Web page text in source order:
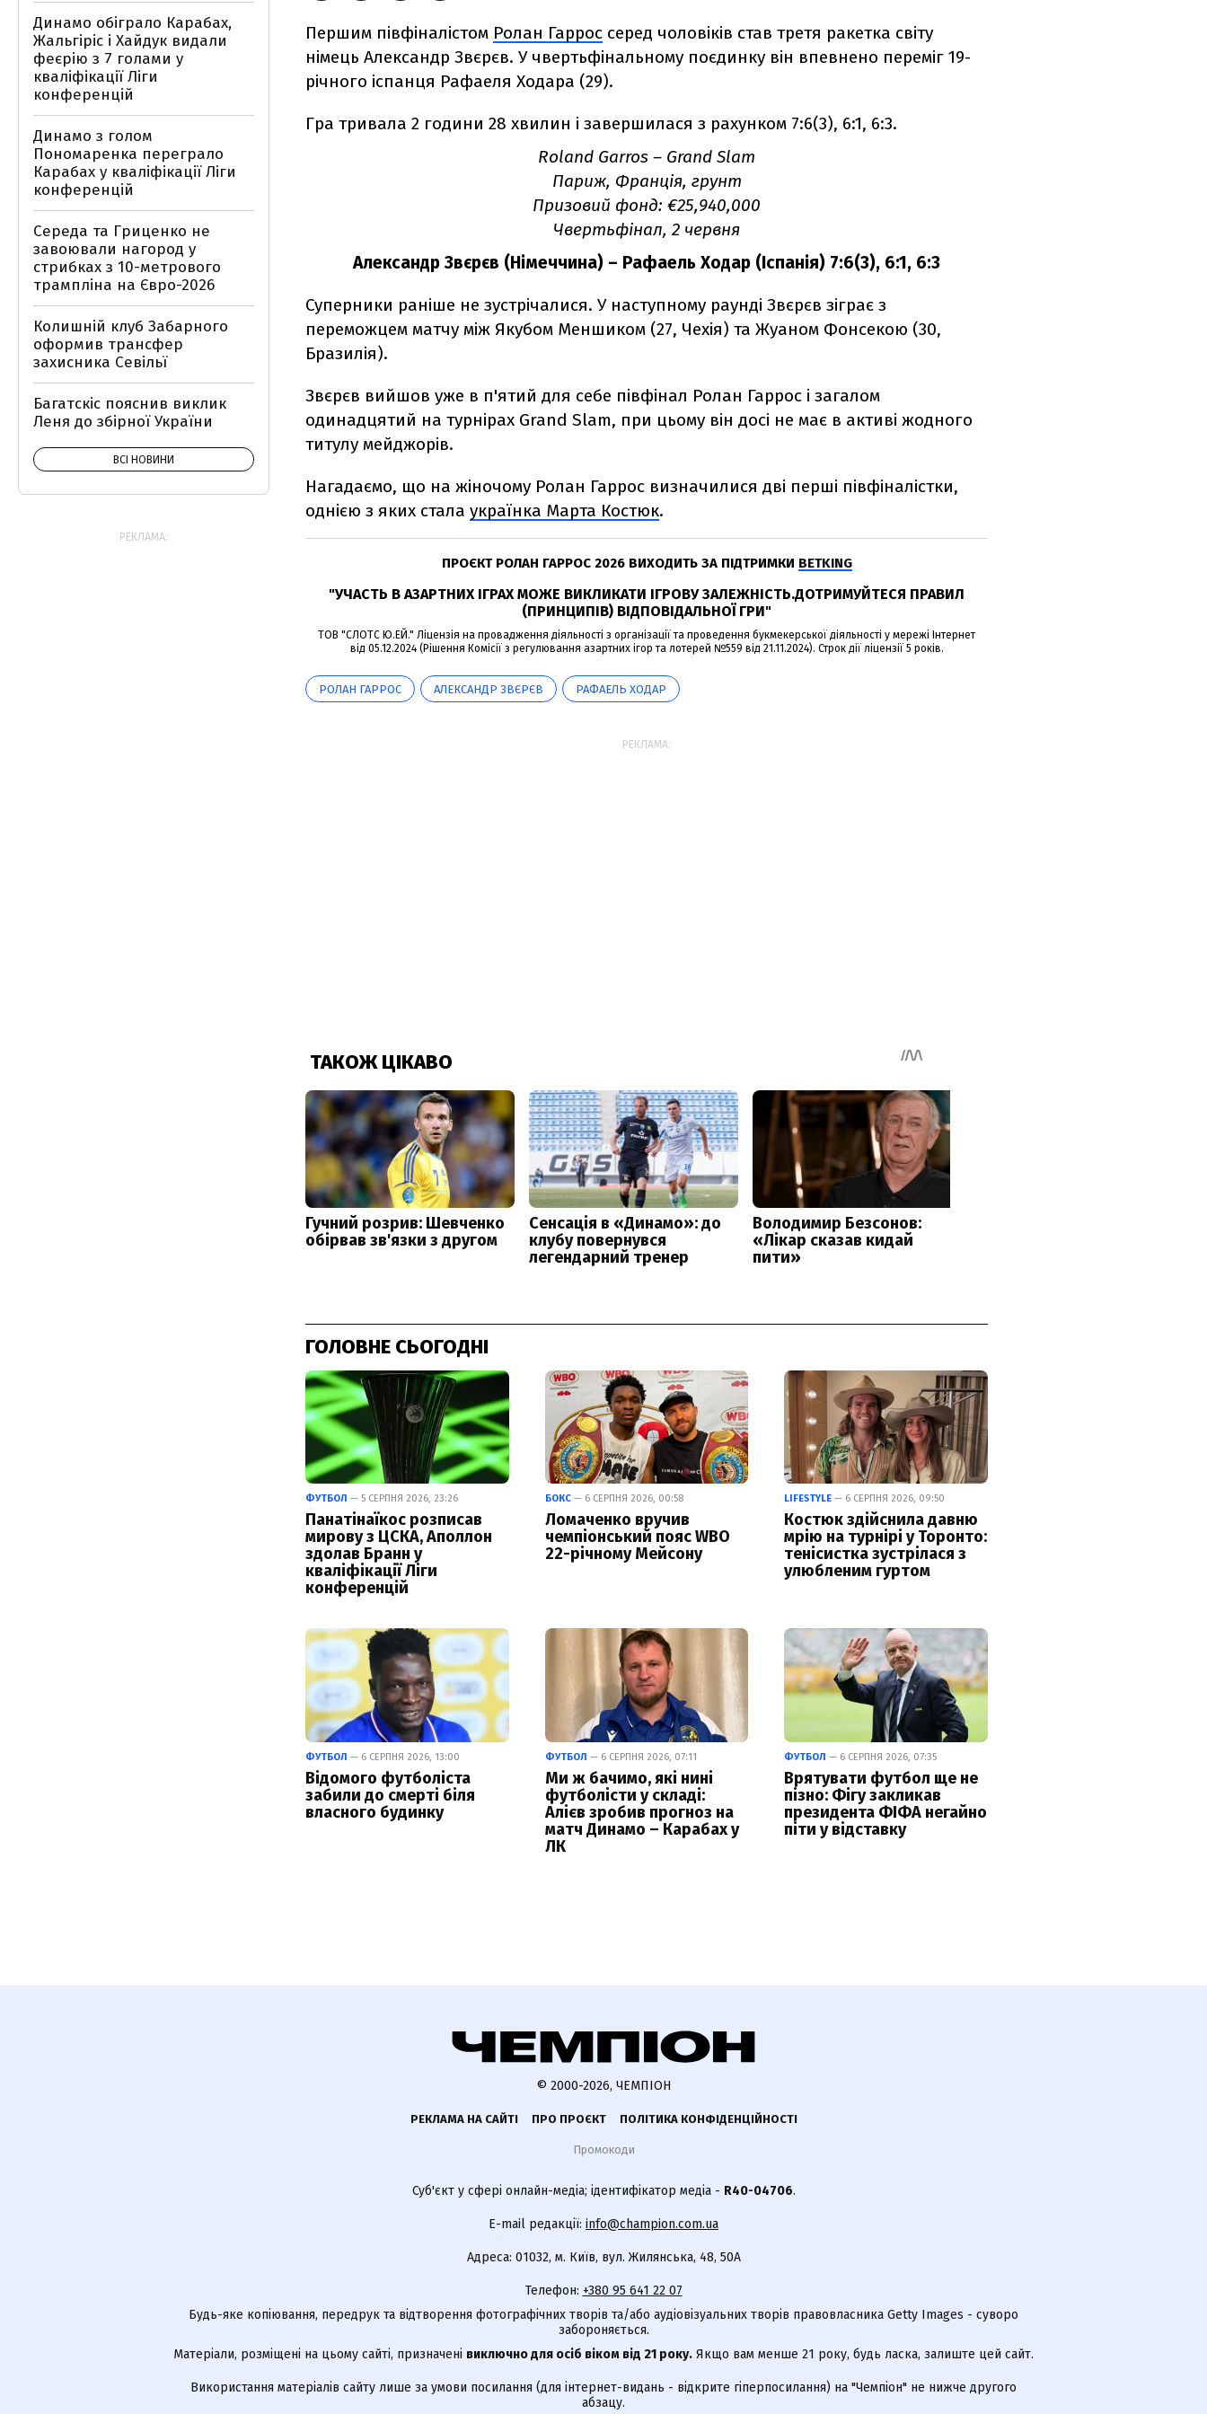
Першим півфіналістом Ролан Гаррос серед чоловіків став третя ракетка світу
німець Александр Звєрєв. У чвертьфінальному поєдинку він впевнено переміг 19-
річного іспанця Рафаеля Ходара (29).
Гра тривала 2 години 28 хвилин і завершилася з рахунком 7:6(3), 6:1, 6:3.
Roland Garros – Grand Slam
Париж, Франція, грунт
Призовий фонд: €25,940,000
Чвертьфінал, 2 червня
Александр Звєрєв (Німеччина) – Рафаель Ходар (Іспанія) 7:6(3), 6:1, 6:3
Суперники раніше не зустрічалися. У наступному раунді Звєрєв зіграє з
переможцем матчу між Якубом Меншиком (27, Чехія) та Жуаном Фонсекою (30,
Бразилія).
Звєрєв вийшов уже в п'ятий для себе півфінал Ролан Гаррос і загалом
одинадцятий на турнірах Grand Slam, при цьому він досі не має в активі жодного
титулу мейджорів.
Нагадаємо, що на жіночому Ролан Гаррос визначилися дві перші півфіналістки,
однією з яких стала українка Марта Костюк.
ПРОЄКТ РОЛАН ГАРРОС 2026 ВИХОДИТЬ ЗА ПІДТРИМКИ BETKING
"УЧАСТЬ В АЗАРТНИХ ІГРАХ МОЖЕ ВИКЛИКАТИ ІГРОВУ ЗАЛЕЖНІСТЬ.ДОТРИМУЙТЕСЯ ПРАВИЛ
(ПРИНЦИПІВ) ВІДПОВІДАЛЬНОЇ ГРИ"
ТОВ "СЛОТС Ю.ЕЙ." Ліцензія на провадження діяльності з організації та проведення букмекерської діяльності у мережі Інтернет
від 05.12.2024 (Рішення Комісії з регулювання азартних ігор та лотерей №559 від 21.11.2024). Строк дії ліцензії 5 років.
РОЛАН ГАРРОС АЛЕКСАНДР ЗВЄРЄВ РАФАЕЛЬ ХОДАР
РЕКЛАМА:
ГОЛОВНЕ СЬОГОДНІ
ФУТБОЛ — 5 СЕРПНЯ 2026, 23:26
Панатінаїкос розписав
мирову з ЦСКА, Аполлон
здолав Бранн у
кваліфікації Ліги
конференцій
БОКС— 6 СЕРПНЯ 2026, 00:58
Ломаченко вручив
чемпіонський пояс WBO
22-річному Мейсону
LIFESTYLE — 6 СЕРПНЯ 2026, 09:50
Костюк здійснила давню
мрію на турнірі у Торонто:
тенісистка зустрілася з
улюбленим гуртом
ФУТБОЛ — 6 СЕРПНЯ 2026, 13:00
Відомого футболіста
забили до смерті біля
власного будинку
ФУТБОЛ — 6 СЕРПНЯ 2026, 07:11
Ми ж бачимо, які нині
футболісти у складі:
Алієв зробив прогноз на
матч Динамо – Карабах у
ЛК
ФУТБОЛ — 6 СЕРПНЯ 2026, 07:35
Врятувати футбол ще не
пізно: Фігу закликав
президента ФІФА негайно
піти у відставку
Динамо обіграло Карабах,
Жальгіріс і Хайдук видали
феєрію з 7 голами у
кваліфікації Ліги
конференцій
Динамо з голом
Пономаренка переграло
Карабах у кваліфікації Ліги
конференцій
Середа та Гриценко не
завоювали нагород у
стрибках з 10-метрового
трампліна на Євро-2026
Колишній клуб Забарного
оформив трансфер
захисника Севільї
Багатскіс пояснив виклик
Леня до збірної України
ВСІ НОВИНИ
РЕКЛАМА:
© 2000-2026, ЧЕМПІОН
РЕКЛАМА НА САЙТІ ПРО ПРОЄКТ ПОЛІТИКА КОНФІДЕНЦІЙНОСТІ
Промокоди
Суб'єкт у сфері онлайн-медіа; ідентифікатор медіа - R40-04706.
E-mail редакції: info@champion.com.ua
Адреса: 01032, м. Київ, вул. Жилянська, 48, 50А
Телефон: +380 95 641 22 07
Будь-яке копіювання, передрук та відтворення фотографічних творів та/або аудіовізуальних творів правовласника Getty Images - суворо
забороняється.
Матеріали, розміщені на цьому сайті, призначені виключно для осіб віком від 21 року. Якщо вам менше 21 року, будь ласка, залиште цей сайт.
Використання матеріалів сайту лише за умови посилання (для інтернет-видань - відкрите гіперпосилання) на "Чемпіон" не нижче другого
абзацу.